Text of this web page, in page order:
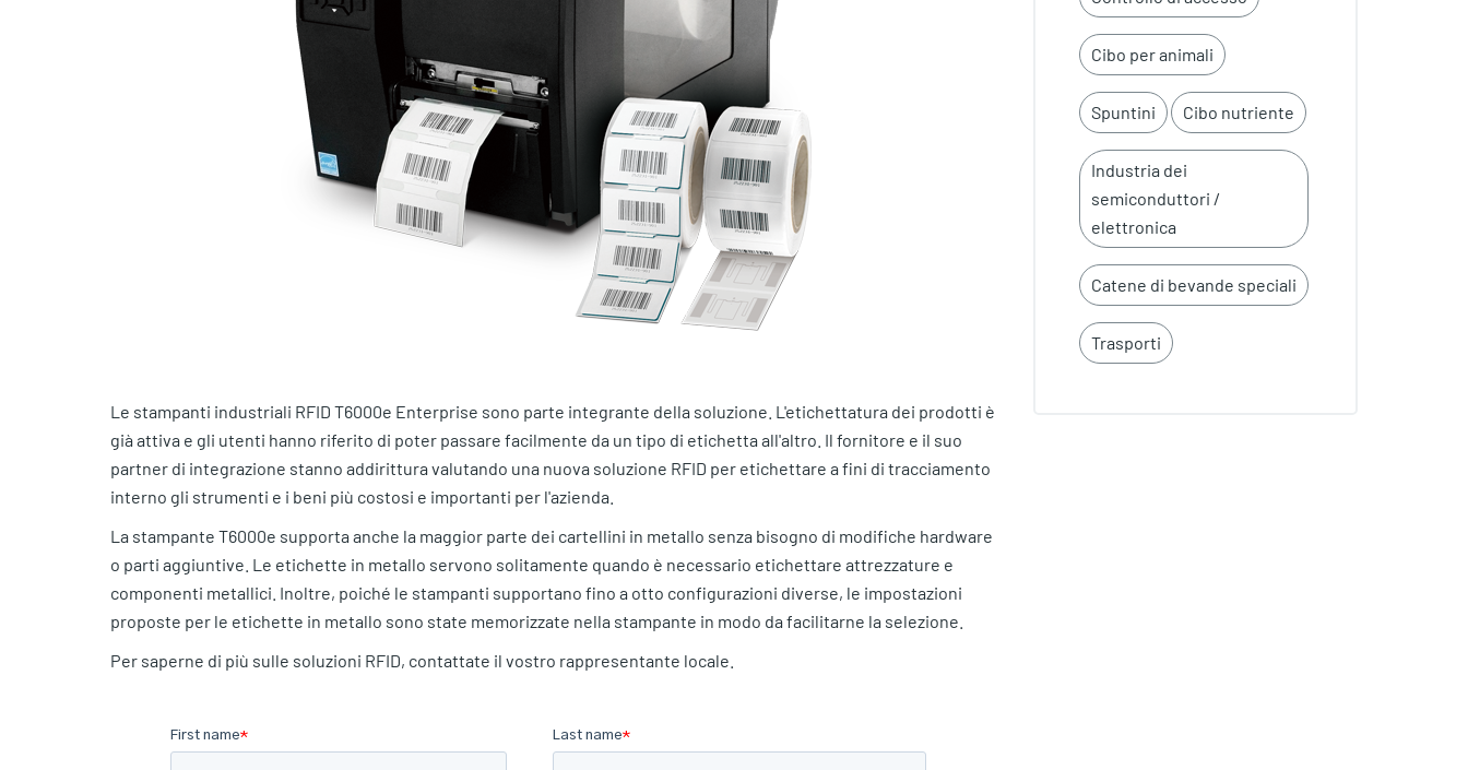
Le stampanti industriali RFID T6000e Enterprise sono parte integrante della soluzione. L'etichettatura dei prodotti è
già attiva e gli utenti hanno riferito di poter passare facilmente da un tipo di etichetta all'altro. Il fornitore e il suo
partner di integrazione stanno addirittura valutando una nuova soluzione RFID per etichettare a fini di tracciamento
interno gli strumenti e i beni più costosi e importanti per l'azienda.
La stampante T6000e supporta anche la maggior parte dei cartellini in metallo senza bisogno di modifiche hardware
o parti aggiuntive. Le etichette in metallo servono solitamente quando è necessario etichettare attrezzature e
componenti metallici. Inoltre, poiché le stampanti supportano fino a otto configurazioni diverse, le impostazioni
proposte per le etichette in metallo sono state memorizzate nella stampante in modo da facilitarne la selezione.
Per saperne di più sulle soluzioni RFID, contattate il vostro rappresentante locale.
Cibo per animali
Spuntini Cibo nutriente
Industria dei
semiconduttori /
elettronica
Catene di bevande speciali
Trasporti